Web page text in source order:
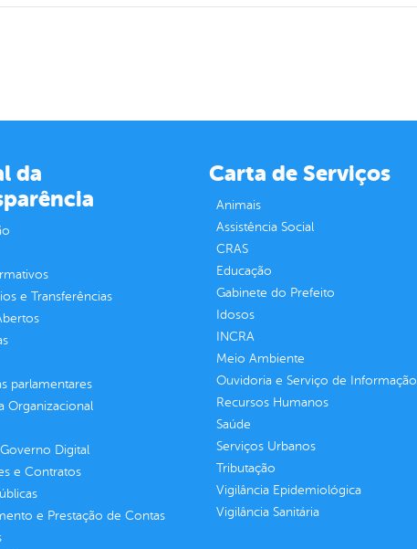
da
e Transferências
parlamentares
Organizacional
Governo Digital
e Contratos
e Prestação de Contas
Carta de Serviços
Animais
Assistência Social
CRAS
Educação
Gabinete do Prefeito
Idosos
INCRA
Meio Ambiente
Ouvidoria e Serviço de Informação
Recursos Humanos
Saúde
Serviços Urbanos
Tributação
Vigilância Epidemiológica
Vigilância Sanitária